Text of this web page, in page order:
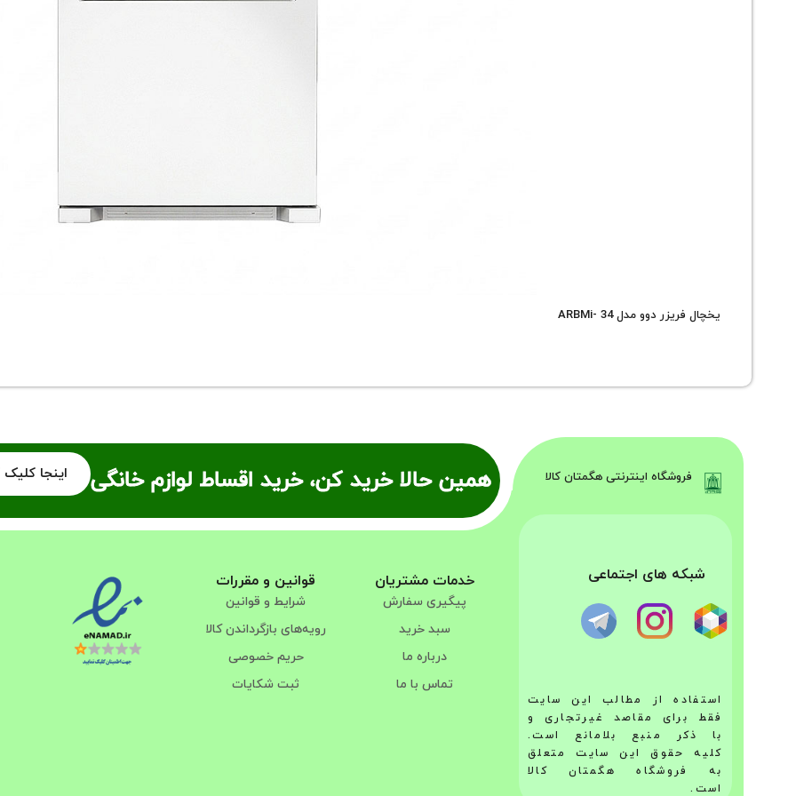
یخچال فریزر دوو مدل ARBMi- 34
همین حالا خرید کن، خرید اقساط لوازم خانگی اینجا کلیک فروشگاه اینترنتی هگمتان کالا
شبکه های اجتماعی
استفاده از مطالب این سایت
فقط برای مقاصد غیرتجاری و
با ذکر منبع بلامانع است.
کلیه حقوق این سایت متعلق
به فروشگاه هگمتان کالا
است.
خدمات مشتریان
پیگیری سفارش
سبد خرید
درباره ما
تماس با ما
قوانین و مقررات
شرایط و قوانین
رویه‌های بازگرداندن کالا
حریم خصوصی
ثبت شکایات